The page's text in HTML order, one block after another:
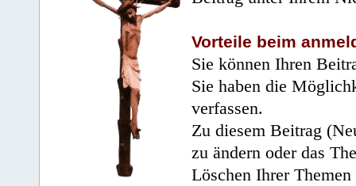
Vorteile beim
Sie können Ihren
Sie haben die
verfassen.
Zu diesem Beitrag
zu ändern oder das
Löschen Ihrer